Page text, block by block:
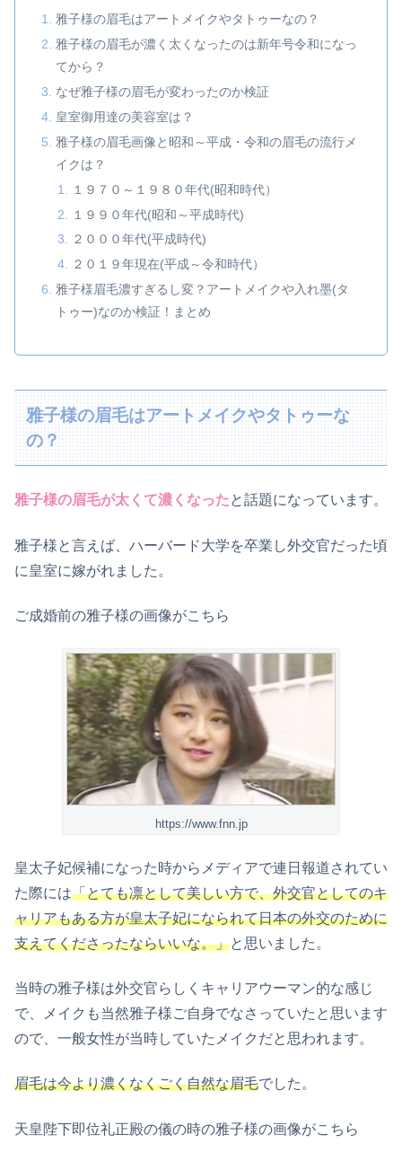
雅子様の眉毛はアートメイクやタトゥーなの？
雅子様の眉毛が濃く太くなったのは新年号令和になっ
てから？
なぜ雅子様の眉毛が変わったのか検証
皇室御用達の美容室は？
雅子様の眉毛画像と昭和～平成・令和の眉毛の流行メ
イクは？
１９７０～１９８０年代(昭和時代）
１９９０年代(昭和～平成時代)
２０００年代(平成時代)
２０１９年現在(平成～令和時代）
雅子様眉毛濃すぎるし変？アートメイクや入れ墨(タ
トゥー)なのか検証！まとめ
雅子様の眉毛はアートメイクやタトゥーな
の？
雅子様の眉毛が太くて濃くなったと話題になっています。
雅子様と言えば、ハーバード大学を卒業し外交官だった頃
に皇室に嫁がれました。
ご成婚前の雅子様の画像がこちら
https://www.fnn.jp
皇太子妃候補になった時からメディアで連日報道されてい
た際には「とても凛として美しい方で、外交官としてのキ
ャリアもある方が皇太子妃になられて日本の外交のために
支えてくださったならいいな。」と思いました。
当時の雅子様は外交官らしくキャリアウーマン的な感じ
で、メイクも当然雅子様ご自身でなさっていたと思います
ので、一般女性が当時していたメイクだと思われます。
眉毛は今より濃くなくごく自然な眉毛でした。
天皇陛下即位礼正殿の儀の時の雅子様の画像がこちら